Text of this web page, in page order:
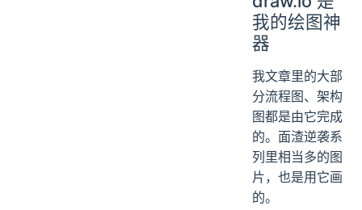
我的绘图神
器
我文章里的大部
分流程图、架构
图都是由它完成
的。面渣逆袭系
列里相当多的图
片，也是用它画
的。